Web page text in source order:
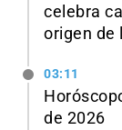
celebra
origen de
03:11
de 2026